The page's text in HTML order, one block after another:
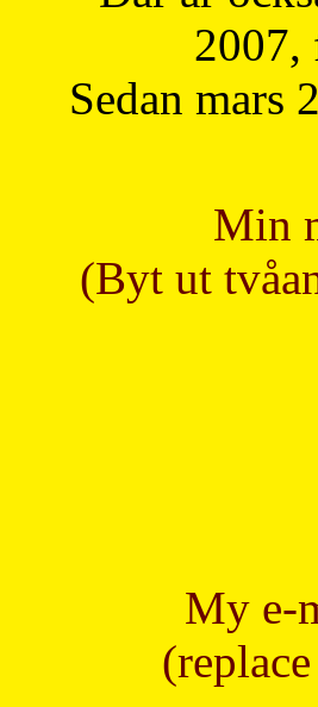
2007,
Sedan mars
Min
(Byt ut
My e-